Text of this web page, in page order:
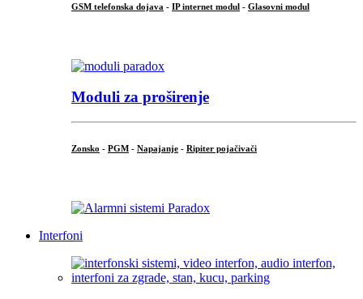
GSM telefonska dojava - IP internet modul - Glasovni modul
Moduli za proširenje
Zonsko - PGM - Napajanje - Ripiter pojačivači
Interfoni